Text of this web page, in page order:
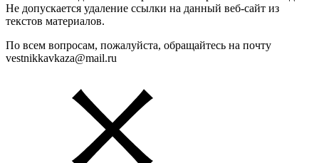
Не допускается удаление ссылки на данный веб-сайт из
текстов материалов.
По всем вопросам, пожалуйста, обращайтесь на почту
vestnikkavkaza@mail.ru